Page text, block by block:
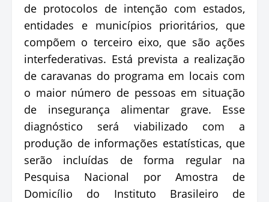
de protocolos de intenção com estados,
entidades e municípios prioritários, que
compõem o terceiro eixo, que são ações
interfederativas. Está prevista a realização
de caravanas do programa em locais com
o maior número de pessoas em situação
de insegurança alimentar grave. Esse
diagnóstico será viabilizado com a
produção de informações estatísticas, que
serão incluídas de forma regular na
Pesquisa Nacional por Amostra de
Domicílio do Instituto Brasileiro de